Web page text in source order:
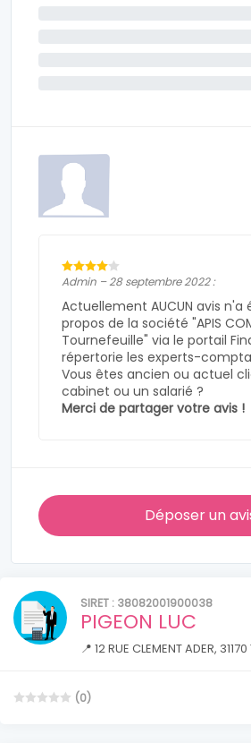
Admin – 28 septembre 2022 :
Actuellement AUCUN avis n'a
propos de la société "APIS
Tournefeuille" via le portail
répertorie les experts-
Vous êtes ancien ou actuel
cabinet ou un salarié ?
Merci de partager votre avis !
Déposer un
SIRET : 38082001900038
PIGEON LUC
📍 12 RUE CLEMENT ADER, 31170
(0)